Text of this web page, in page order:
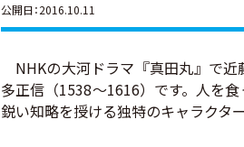
公開日：2016.10.11
NHKの大河ドラマ『真田丸』で
多正信（1538〜1616）です。人を
鋭い知略を授ける独特のキャラクタ